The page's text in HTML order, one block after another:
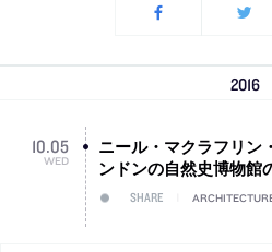
2016
10.05
WED
ニール・マクラフリン
ンドンの自然史博物館
SHARE